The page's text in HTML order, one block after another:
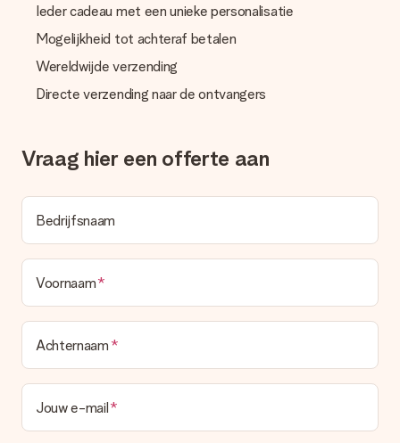
Wordt de factuur met de bestelling meegestuurd?
ontvangt deze bij de bevestiging van de verzending en je kunt
deze ook altijd terugvinden in jouw MySurprise. Je kunt dus
gerust het cadeau gelijk bij de ontvanger laten afleveren, zo is
het echt een verrassing!
Ieder cadeau met een unieke personalisatie
Mogelijkheid tot achteraf betalen
Wereldwijde verzending
Directe verzending naar de ontvangers
Vraag hier een offerte aan
Bedrijfsnaam
Voornaam
Achternaam
Jouw e-mail